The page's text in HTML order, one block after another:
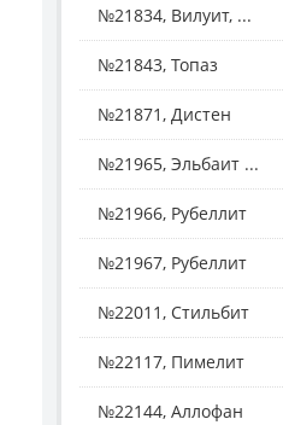
№21834, Вилуит, ...
№21843, Топаз
№21871, Дистен
№21965, Эльбаит ...
№21966, Рубеллит
№21967, Рубеллит
№22011, Стильбит
№22117, Пимелит
№22144, Аллофан